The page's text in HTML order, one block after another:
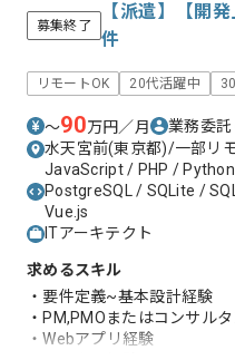
募集終了
【派遣】【開
件
リモートOK 20代活躍中
〜90万円／月 業務委託
水天宮前(東京都)/一部リ
JavaScript / PHP /
PostgreSQL / SQLite /
Vue.js
ITアーキテクト
求めるスキル
・要件定義~基本設計経験
・PM,PMOまたはコンサル
・Webアプリ経験